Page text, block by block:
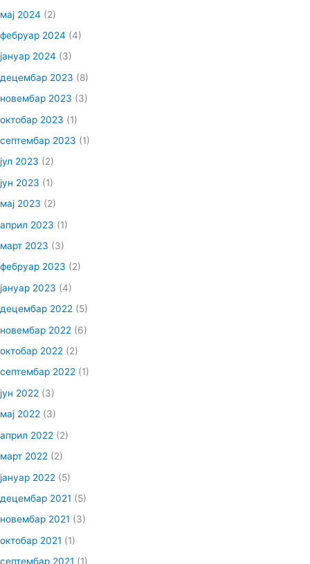
мај 2024 (2)
фебруар 2024 (4)
јануар 2024 (3)
децембар 2023 (8)
новембар 2023 (3)
октобар 2023 (1)
септембар 2023 (1)
јул 2023 (2)
јун 2023 (1)
мај 2023 (2)
април 2023 (1)
март 2023 (3)
фебруар 2023 (2)
јануар 2023 (4)
децембар 2022 (5)
новембар 2022 (6)
октобар 2022 (2)
септембар 2022 (1)
јун 2022 (3)
мај 2022 (3)
април 2022 (2)
март 2022 (2)
јануар 2022 (5)
децембар 2021 (5)
новембар 2021 (3)
октобар 2021 (1)
септембар 2021 (1)